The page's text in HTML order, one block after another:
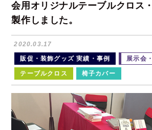
会用オリジナルテーブルクロス
製作しました。
2020.03.17
販促・装飾グッズ 実績・事例
展示会
テーブルクロス 椅子カバー